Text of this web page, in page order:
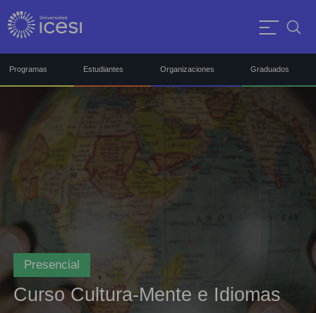
Programas Estudiantes Organizaciones Graduados
Presencial
Curso Cultura-Mente e Idiomas